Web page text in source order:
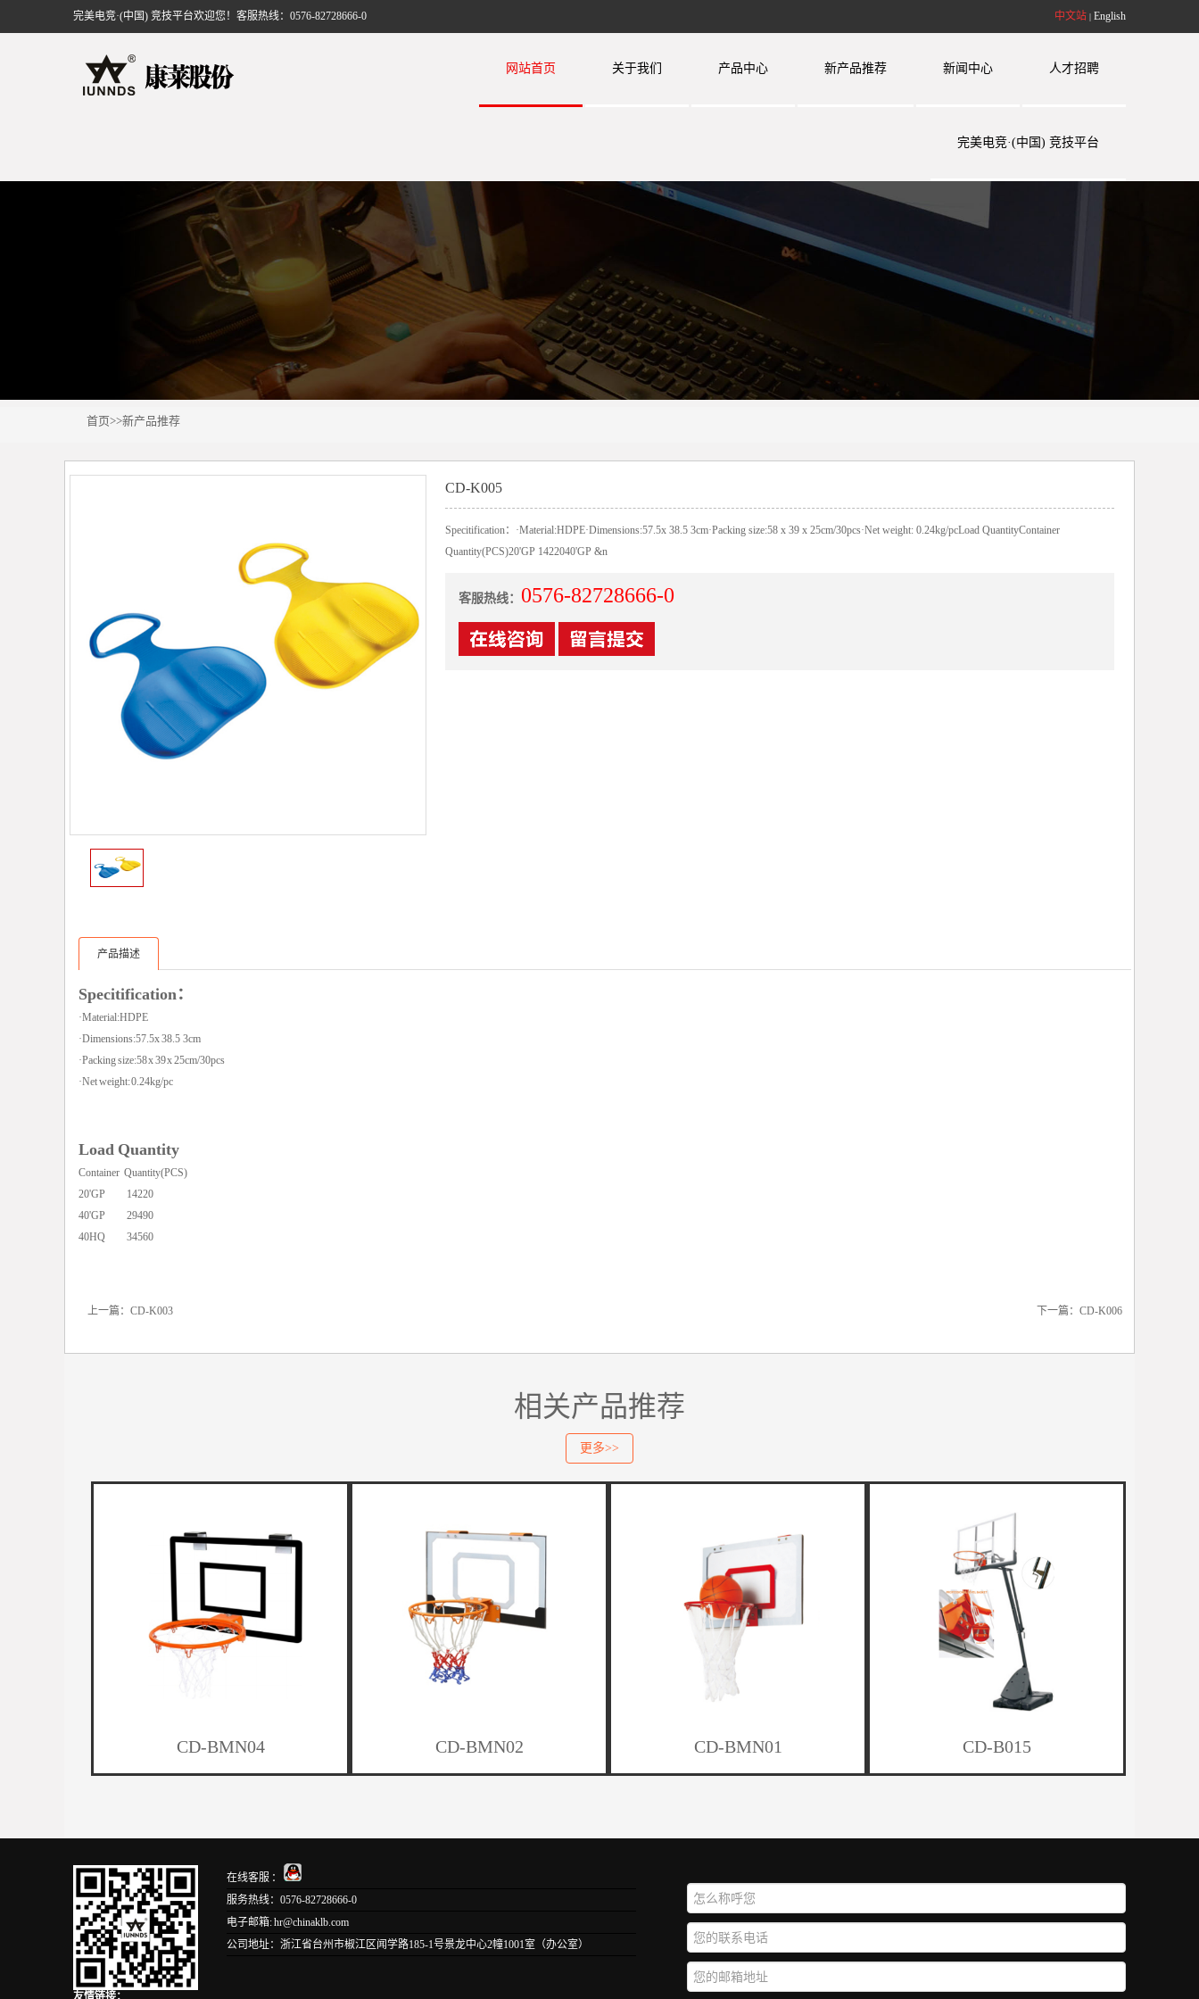
中文站 | English
完美电竞·(中国) 竞技平台欢迎您！客服热线：0576-82728666-0
网站首页 关于我们 产品中心 新产品推荐 新闻中心 人才招聘
完美电竞·(中国) 竞技平台
首页>>新产品推荐
CD-K005
Specitification：·Material:HDPE·Dimensions:57.5x 38.5 3cm·Packing size:58 x 39 x 25cm/30pcs·Net weight: 0.24kg/pcLoad QuantityContainer
Quantity(PCS)20'GP 1422040'GP &n
客服热线： 0576-82728666-0
产品描述
Specitification：
·Material:HDPE
·Dimensions:57.5x 38.5 3cm
·Packing size:58 x 39 x 25cm/30pcs
·Net weight: 0.24kg/pc
Load Quantity
Container Quantity(PCS)
20'GP 14220
40'GP 29490
40HQ 34560
上一篇： CD-K003 下一篇： CD-K006
相关产品推荐
更多>>
CD-BMN04 CD-BMN02 CD-BMN01 CD-B015
在线客服 ：
服务热线：0576-82728666-0
电子邮箱: hr@chinaklb.com
公司地址：浙江省台州市椒江区闻学路185-1号景龙中心2幢1001室（办公室）
友情链接：